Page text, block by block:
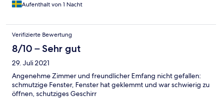
Aufenthalt von 1 Nacht
Verifizierte Bewertung
8/10 – Sehr gut
29. Juli 2021
Angenehme Zimmer und freundlicher Emfang nicht gefallen:
schmutzige Fenster, Fenster hat geklemmt und war schwierig zu
öffnen, schutziges Geschirr